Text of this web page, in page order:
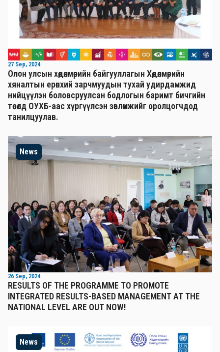
27 Sep, 2024
Олон улсын хөдөлмөрийн байгууллагын Хөдөлмөрийн
хяналтын ерөнхий зарчмуудын тухай удирдамжид
нийцүүлэн боловсруулсан бодлогын баримт бичгийн
төсөлд ОУХБ-аас хүргүүлсэн зөвлөмжийг оролцогчдод
танилцуулав.
News
26 Sep, 2024
RESULTS OF THE PROGRAMME TO PROMOTE
INTEGRATED RESULTS-BASED MANAGEMENT AT THE
NATIONAL LEVEL ARE OUT NOW!
News